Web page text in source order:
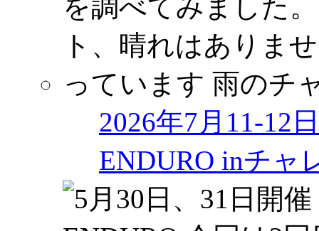
2026年7月11-12
ENDURO inチャ